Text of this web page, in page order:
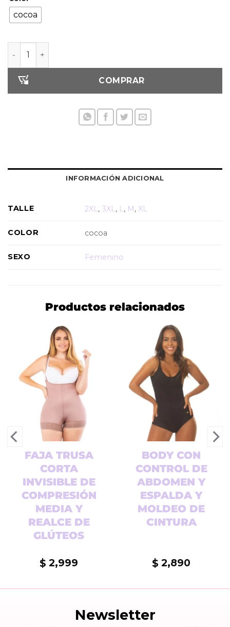
cocoa
COMPRAR
INFORMACIÓN ADICIONAL
TALLE 2XL, 3XL, L, M, XL
COLOR cocoa
SEXO Femenino
Productos relacionados
FAJA TRUSA
CORTA
INVISIBLE DE
COMPRESIÓN
MEDIA Y
REALCE DE
GLÚTEOS
$ 2,999
BODY CON
CONTROL DE
ABDOMEN Y
ESPALDA Y
MOLDEO DE
CINTURA
$ 2,890
Newsletter